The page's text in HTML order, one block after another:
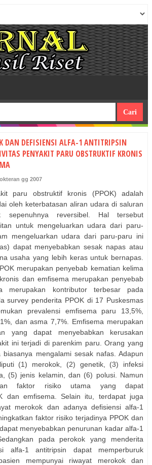
DAN DEFISIENSI ALFA-1 ANTITRIPSIN
PENYAKIT PARU OBSTRUKTIF KRONIS
gg 2007
paru obstruktif kronis (PPOK) adalah
oleh keterbatasan aliran udara di saluran
sepenuhnya reversibel. Hal tersebut
untuk mengeluarkan udara dari paru-
mengeluarkan udara dari paru-paru ini
dapat menyebabkan sesak napas atau
usaha yang lebih keras untuk bernapas.
merupakan penyebab kematian kelima
dan emfisema merupakan penyebab
merupakan kontributor terbesar pada
survey penderita PPOK di 17 Puskesmas
prevalensi emfisema paru 13,5%,
dan asma 7,7%. Emfisema merupakan
yang dapat menyebabkan kerusakan
ini terjadi di parenkim paru. Orang yang
biasanya mengalami sesak nafas. Adapun
(1) merokok, (2) genetik, (3) infeksi
(5) jenis kelamin, dan (6) polusi. Namun
faktor risiko utama yang dapat
dan emfisema. Selain itu, terdapat juga
merokok dan adanya defisiensi alfa-1
faktor risiko terjadinya PPOK dan
menyebabkan penurunan kadar alfa-1
pada perokok yang menderita
alfa-1 antitripsin dapat memperburuk
mempunyai riwayat merokok dan